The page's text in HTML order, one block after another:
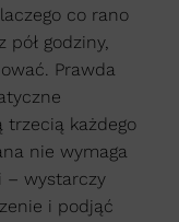
co rano
pół godziny,
Prawda
trzecią każdego
nie wymaga
– wystarczy
i podjąć